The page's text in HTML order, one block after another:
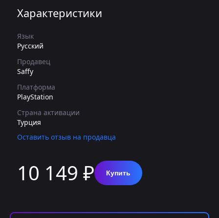
Характеристики
Язык
Русский
Продавец
Saffy
Платформа
PlayStation
Страна активации
Турция
Оставить отзыв на продавца
10 149 ₽ Купить